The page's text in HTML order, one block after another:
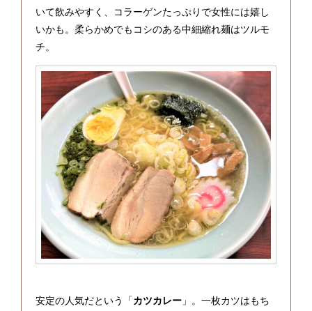
いて飲みやすく、コラーゲンたっぷりで女性には嬉し
いかも。柔らかめでもコシのある中細縮れ麺はツルモ
チ。
安定の人気だという「カツカレー」。一枚カツはもち